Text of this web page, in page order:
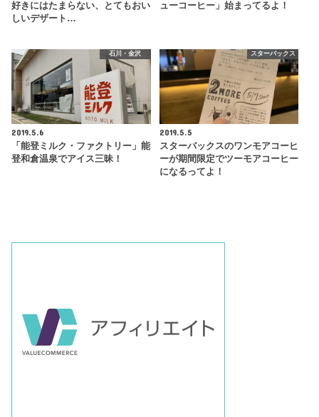
好きにはたまらない、とてもおい
しいデザート…
ューコーヒー」始まってるよ！
石川・金沢
2019.5.6
「能登ミルク・ファクトリー」能
登和倉温泉でアイス三昧！
スターバックス
2019.5.5
スターバックスのワンモアコーヒ
ーが期間限定でツーモアコーヒー
になるってよ！